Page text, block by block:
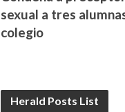
sexual a tres
colegio
Herald Posts List